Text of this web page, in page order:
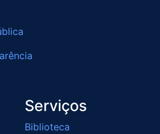
Serviços
Biblioteca